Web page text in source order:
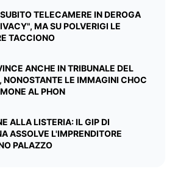
TELECAMERE IN DEROGA
MA SU POLVERIGI LE
TACCIONO
ANCHE IN TRIBUNALE DEL
NONOSTANTE LE IMMAGINI CHOC
AL PHON
ALLA LISTERIA: IL GIP DI
ASSOLVE L'IMPRENDITORE
PALAZZO